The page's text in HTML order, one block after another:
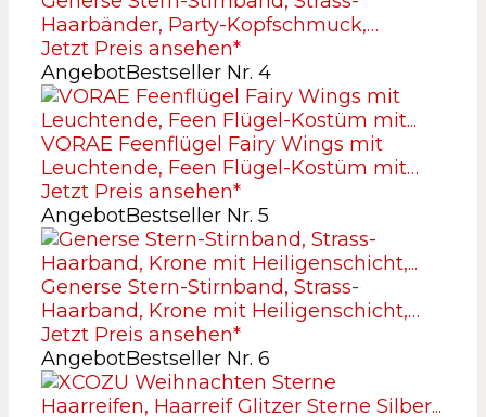
Haarbänder, Party-Kopfschmuck,…
Jetzt Preis ansehen*
AngebotBestseller Nr. 4
VORAE Feenflügel Fairy Wings mit
Leuchtende, Feen Flügel-Kostüm mit…
Jetzt Preis ansehen*
AngebotBestseller Nr. 5
Generse Stern-Stirnband, Strass-
Haarband, Krone mit Heiligenschicht,…
Jetzt Preis ansehen*
AngebotBestseller Nr. 6